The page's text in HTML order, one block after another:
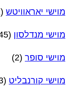
מוישי יאראוויטש (1)
מוישי מנדלסון (45)
מוישי סופר (2)
מוישי קורנבליט (3)